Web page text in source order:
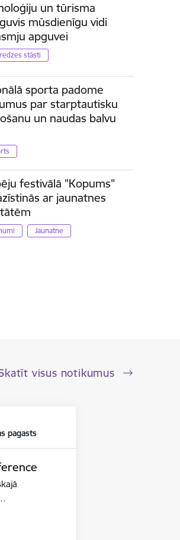
un tūrisma
mūsdienīgu vidi
apguvei
stāsti
sporta padome
par starptautisku
un naudas balvu
festivālā "Kopums"
ar jaunatnes
Jaunatne
visus notikumus
pagasts